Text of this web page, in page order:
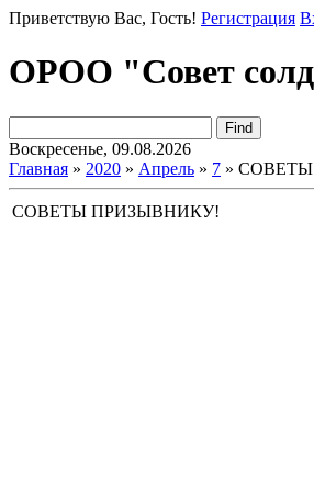
Приветствую Вас, Гость! Регистрация
ОРОО "Совет
Воскресенье, 09.08.2026
Главная » 2020 » Апрель » 7 »
СОВЕТЫ ПРИЗЫВНИКУ!